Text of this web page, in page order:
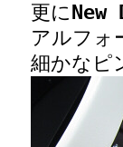
更にNew
アルフォ
細かなピ